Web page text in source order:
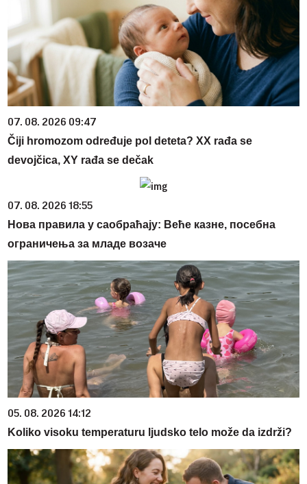
07. 08. 2026 09:47
Čiji hromozom određuje pol deteta? XX rađa se
devojčica, XY rađa se dečak
07. 08. 2026 18:55
Нова правила у саобраћају: Веће казне, посебна
ограничења за младе возаче
05. 08. 2026 14:12
Koliko visoku temperaturu ljudsko telo može da izdrži?